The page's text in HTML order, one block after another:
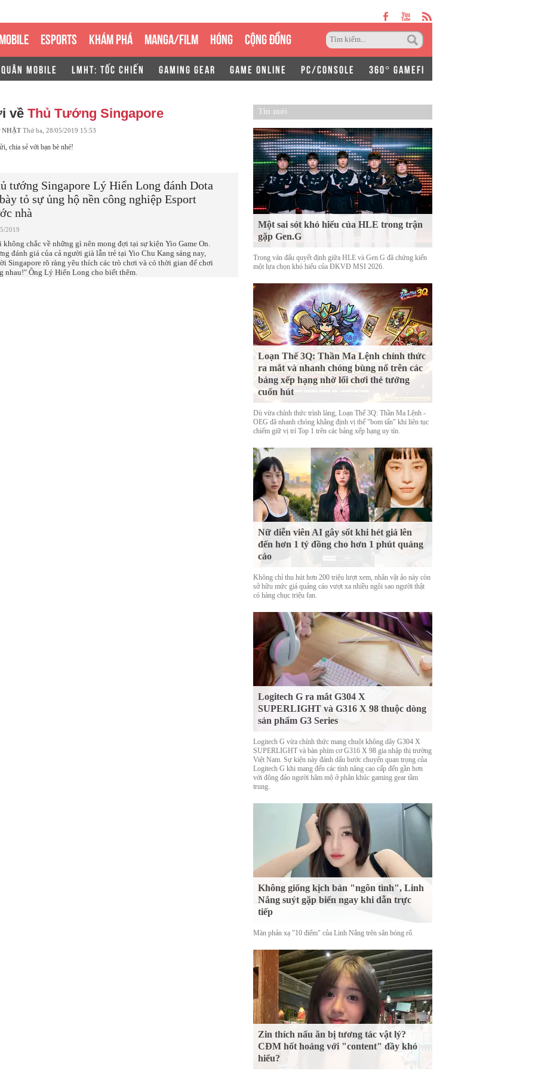
ESPORTS KHÁM PHÁ MANGA/FILM HÓNG CỘNG ĐỒNG
MOBILE LMHT: TỐC CHIẾN GAMING GEAR GAME ONLINE PC/CONSOLE 360° GAMEFI
về Thủ Tướng Singapore
NHẬTThứ ba, 28/05/2019 15:53
chia sẻ với bạn bè nhé!
tướng Singapore Lý Hiển Long đánh Dota
tỏ sự ủng hộ nền công nghiệp Esport
nhà
2019
không chắc về những gì nên mong đợi tại sự kiện Yio Game On.
đánh giá của cả người già lẫn trẻ tại Yio Chu Kang sáng nay,
Singapore rõ ràng yêu thích các trò chơi và có thời gian để chơi
nhau!" Ông Lý Hiển Long cho biết thêm.
Tin mới
Một sai sót khó hiểu của HLE trong trận
gặp Gen.G
Trong ván đấu quyết định giữa HLE và Gen.G đã chứng kiến
một lựa chọn khó hiểu của ĐKVĐ MSI 2026.
Loạn Thế 3Q: Thần Ma Lệnh chính thức
ra mắt và nhanh chóng bùng nổ trên các
bảng xếp hạng nhờ lối chơi thẻ tướng
cuốn hút
Dù vừa chính thức trình làng, Loạn Thế 3Q: Thần Ma Lệnh -
OEG đã nhanh chóng khẳng định vị thế "bom tấn" khi liên tục
chiếm giữ vị trí Top 1 trên các bảng xếp hạng uy tín.
Nữ diễn viên AI gây sốt khi hét giá lên
đến hơn 1 tỷ đồng cho hơn 1 phút quảng
cáo
Không chỉ thu hút hơn 200 triệu lượt xem, nhân vật ảo này còn
sở hữu mức giá quảng cáo vượt xa nhiều ngôi sao người thật
có hàng chục triệu fan.
Logitech G ra mắt G304 X
SUPERLIGHT và G316 X 98 thuộc dòng
sản phẩm G3 Series
Logitech G vừa chính thức mang chuột không dây G304 X
SUPERLIGHT và bàn phím cơ G316 X 98 gia nhập thị trường
Việt Nam. Sự kiện này đánh dấu bước chuyển quan trọng của
Logitech G khi mang đến các tính năng cao cấp đến gần hơn
với đông đảo người hâm mộ ở phân khúc gaming gear tầm
trung.
Không giống kịch bản "ngôn tình", Linh
Nắng suýt gặp biến ngay khi dẫn trực
tiếp
Màn phản xạ "10 điểm" của Linh Nắng trên sân bóng rổ.
Zin thích nấu ăn bị tương tác vật lý?
CĐM hốt hoảng với "content" đầy khó
hiểu?